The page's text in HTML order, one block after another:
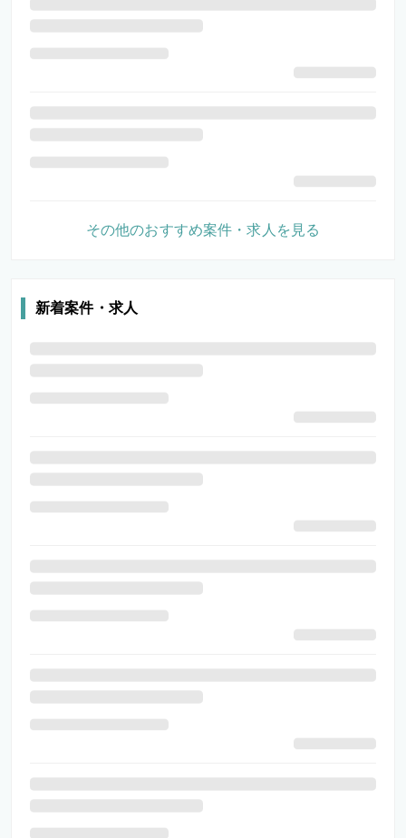
その他のおすすめ案件・求人を見る
新着案件・求人